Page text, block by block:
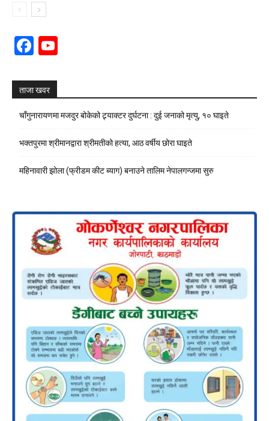
Facebook
ताजा खवर
चाँगुनारायणमा मजदुर बोकेको ट्र्याक्टर दुर्घटना : दुई जनाको मृत्यु, १० घाइते
भक्तपुरमा श्रीमानद्वारा श्रीमतीको हत्या, आठ वर्षीय छोरा घाइते
महिनावारी झोला (फ्रीडम कीट ब्याग) बनाउने तालिम नेपालगन्जमा सुरु